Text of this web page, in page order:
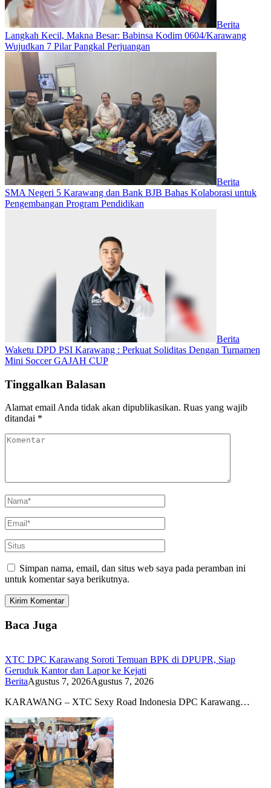
Berita
Langkah Kecil, Makna Besar: Babinsa Kodim 0604/Karawang
Wujudkan 7 Pilar Pangkal Perjuangan
Berita
SMA Negeri 5 Karawang dan Bank BJB Bahas Kolaborasi untuk
Pengembangan Program Pendidikan
Berita
Waketu DPD PSI Karawang : Perkuat Soliditas Dengan Turnamen
Mini Soccer GAJAH CUP
Tinggalkan Balasan
Alamat email Anda tidak akan dipublikasikan. Ruas yang wajib
ditandai *
Simpan nama, email, dan situs web saya pada peramban ini
untuk komentar saya berikutnya.
Baca Juga
XTC DPC Karawang Soroti Temuan BPK di DPUPR, Siap
Geruduk Kantor dan Lapor ke Kejati
BeritaAgustus 7, 2026Agustus 7, 2026
KARAWANG – XTC Sexy Road Indonesia DPC Karawang…